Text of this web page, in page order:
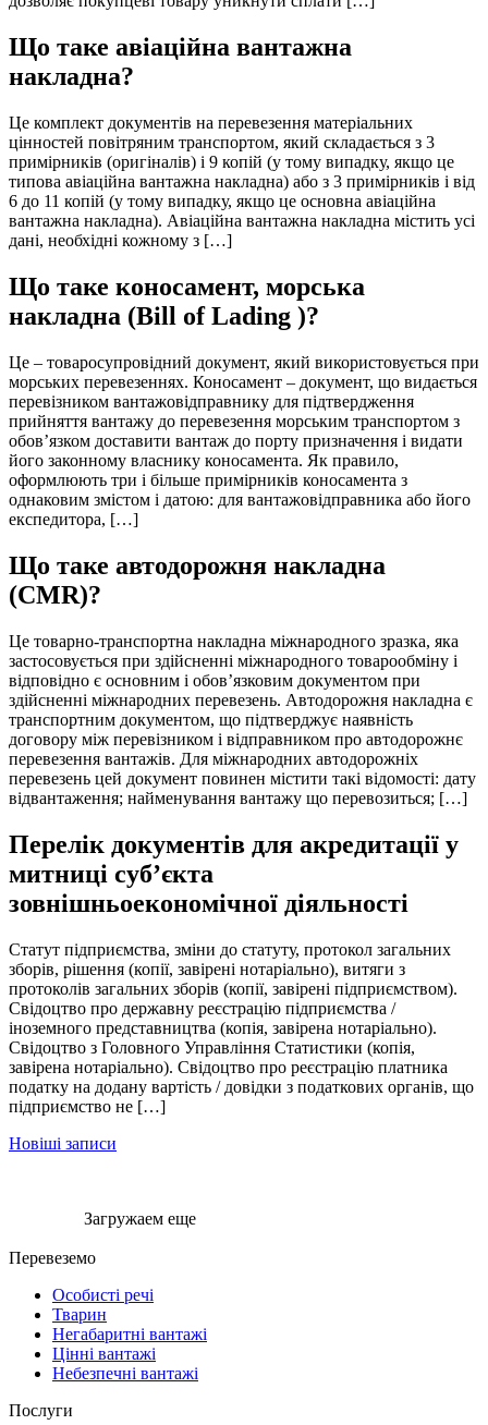
Що таке авіаційна вантажна
накладна?
Це комплект документів на перевезення матеріальних
цінностей повітряним транспортом, який складається з 3
примірників (оригіналів) і 9 копій (у тому випадку, якщо це
типова авіаційна вантажна накладна) або з 3 примірників і від
6 до 11 копій (у тому випадку, якщо це основна авіаційна
вантажна накладна). Авіаційна вантажна накладна містить усі
дані, необхідні кожному з […]
Що таке коносамент, морська
накладна (Bill of Lading )?
Це – товаросупровідний документ, який використовується при
морських перевезеннях. Коносамент – документ, що видається
перевізником вантажовідправнику для підтвердження
прийняття вантажу до перевезення морським транспортом з
обов’язком доставити вантаж до порту призначення і видати
його законному власнику коносамента. Як правило,
оформлюють три і більше примірників коносамента з
однаковим змістом і датою: для вантажовідправника або його
експедитора, […]
Що таке автодорожня накладна
(CMR)?
Це товарно-транспортна накладна міжнародного зразка, яка
застосовується при здійсненні міжнародного товарообміну і
відповідно є основним і обов’язковим документом при
здійсненні міжнародних перевезень. Автодорожня накладна є
транспортним документом, що підтверджує наявність
договору між перевізником і відправником про автодорожнє
перевезення вантажів. Для міжнародних автодорожніх
перевезень цей документ повинен містити такі відомості: дату
відвантаження; найменування вантажу що перевозиться; […]
Перелік документів для акредитації у
митниці суб’єкта
зовнішньоекономічної діяльності
Статут підприємства, зміни до статуту, протокол загальних
зборів, рішення (копії, завірені нотаріально), витяги з
протоколів загальних зборів (копії, завірені підприємством).
Свідоцтво про державну реєстрацію підприємства /
іноземного представництва (копія, завірена нотаріально).
Свідоцтво з Головного Управління Статистики (копія,
завірена нотаріально). Свідоцтво про реєстрацію платника
податку на додану вартість / довідки з податкових органів, що
підприємство не […]
Навігація
записами
Новіші записи
Загружаем еще
Перевеземо
Особисті речі
Тварин
Негабаритні вантажі
Цінні вантажі
Небезпечні вантажі
Послуги